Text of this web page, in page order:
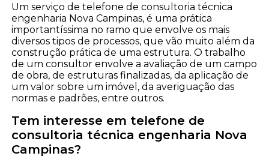
Um serviço de telefone de consultoria técnica
engenharia Nova Campinas, é uma prática
importantíssima no ramo que envolve os mais
diversos tipos de processos, que vão muito além da
construção prática de uma estrutura. O trabalho
de um consultor envolve a avaliação de um campo
de obra, de estruturas finalizadas, da aplicação de
um valor sobre um imóvel, da averiguação das
normas e padrões, entre outros.
Tem interesse em telefone de
consultoria técnica engenharia Nova
Campinas?